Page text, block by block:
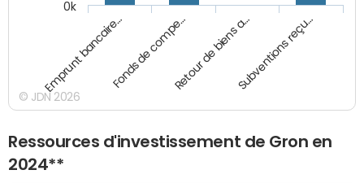
Emprunt bancaire…Fonds de compe…Retour de biens a…Subventions reçu…
0k
© JDN 2026
Ressources d'investissement de Gron en
2024**